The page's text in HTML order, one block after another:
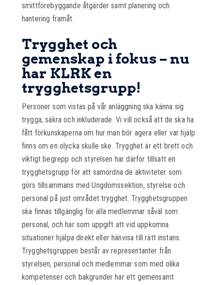
smittförebyggande åtgärder samt planering och
hantering framåt.
Trygghet och
gemenskap i fokus – nu
har KLRK en
trygghetsgrupp!
Personer som vistas på vår anläggning ska känna sig
trygga, säkra och inkluderade. Vi vill också att de ska ha
fått förkunskaperna om hur man bör agera eller var hjälp
finns om en olycka skulle ske. Trygghet är ett brett och
viktigt begrepp och styrelsen har därför tillsatt en
trygghetsgrupp för att samordna de aktiviteter som
görs tillsammans med Ungdomssektion, styrelse och
personal på just området trygghet. Trygghetsgruppen
ska finnas tillgänglig för alla medlemmar såväl som
personal, och har som uppgift att vid uppkomna
situationer hjälpa direkt eller hänvisa till rätt instans.
Trygghetsgruppen består av representanter från
styrelsen, personal och medlemmar som med olika
kompetenser och bakgrunder har ett gemensamt